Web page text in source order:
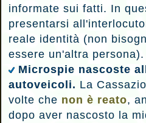
informate sui fatti. In
presentarsi
reale identità (non
essere un'altra persona).
Microspie nascoste
autoveicoli. La
volte che non è reato,
dopo aver nascosto la